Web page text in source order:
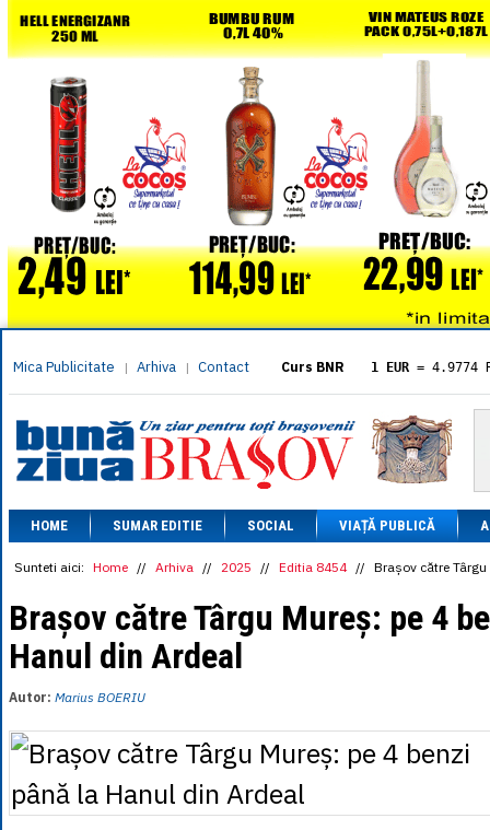
Mica Publicitate | Arhiva | Contact Curs BNR 1 EUR = 4.9774
= 5.8304
1 XAU= 464.4611
1 AED= 1.1933
1 AUD= 2.7957
1 BGN= 2.5449
1 CAD= 3.1559
1 CHF= 5.2813
1 CNY= 0.6015
= 0.6668
1 EGP= 0.0860
1 MXN= 0.2227
1 NOK= 0.4191
1 RSD= 0.0425
HOME SUMAR EDITIE SOCIAL VIAȚĂ PUBLICĂ
Sunteti aici: Home // Arhiva // 2025 // Editia 8454 // Brașov către
Brașov către Târgu Mureș: pe 4
Hanul din Ardeal
Autor: Marius BOERIU